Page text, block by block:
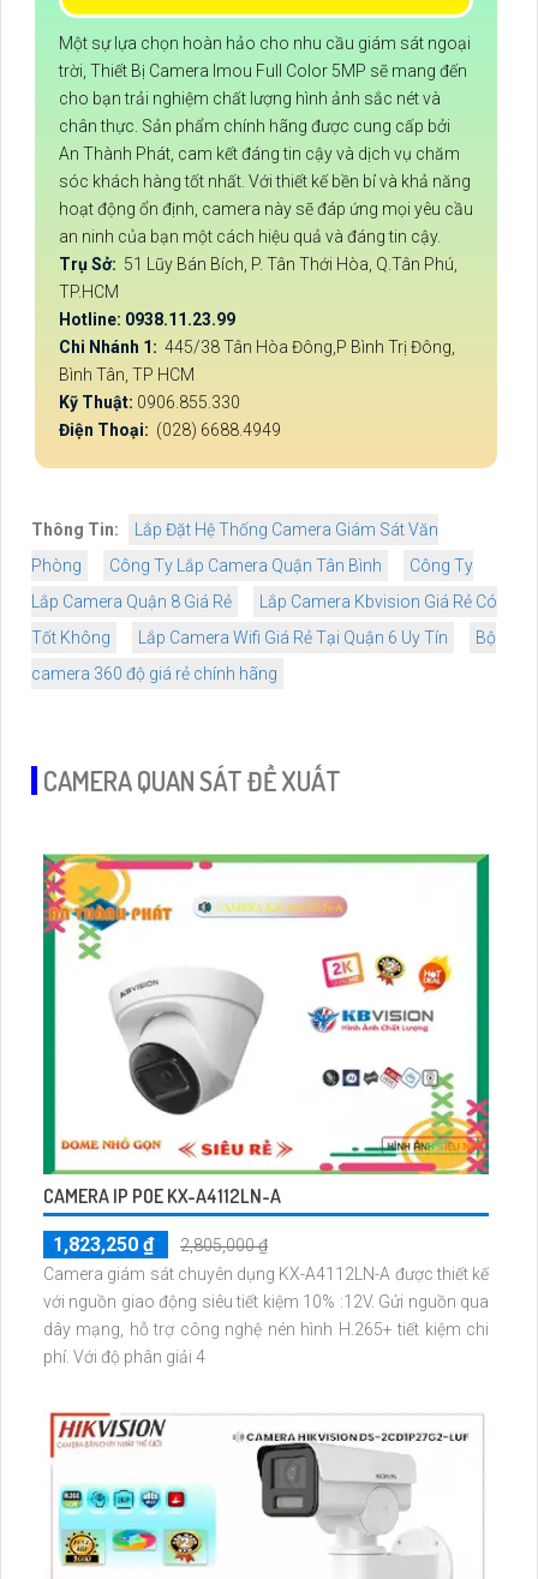
Một sự lựa chọn hoàn hảo cho nhu cầu giám sát ngoại
trời, Thiết Bị Camera Imou Full Color 5MP sẽ mang đến
cho bạn trải nghiệm chất lượng hình ảnh sắc nét và
chân thực. Sản phẩm chính hãng được cung cấp bởi
An Thành Phát, cam kết đáng tin cậy và dịch vụ chăm
sóc khách hàng tốt nhất. Với thiết kế bền bỉ và khả năng
hoạt động ổn định, camera này sẽ đáp ứng mọi yêu cầu
an ninh của bạn một cách hiệu quả và đáng tin cậy.
Trụ Sở: 51 Lũy Bán Bích, P. Tân Thới Hòa, Q.Tân Phú,
TP.HCM
Hotline: 0938.11.23.99
Chi Nhánh 1: 445/38 Tân Hòa Đông,P Bình Trị Đông,
Bình Tân, TP HCM
Kỹ Thuật: 0906.855.330
Điện Thoại: (028) 6688.4949
Thông Tin:
Lắp Đặt Hệ Thống Camera Giám Sát Văn
Phòng
Công Ty Lắp Camera Quận Tân Bình
Công Ty
Lắp Camera Quận 8 Giá Rẻ
Lắp Camera Kbvision Giá Rẻ Có
Tốt Không
Lắp Camera Wifi Giá Rẻ Tại Quận 6 Uy Tín
Bộ
camera 360 độ giá rẻ chính hãng
CAMERA QUAN SÁT ĐỀ XUẤT
CAMERA IP POE KX-A4112LN-A
1,823,250 ₫
2,805,000 ₫
Camera giám sát chuyên dụng KX-A4112LN-A được thiết kế
với nguồn giao động siêu tiết kiệm 10% :12V. Gửi nguồn qua
dây mạng, hỗ trợ công nghệ nén hình H.265+ tiết kiệm chi
phí. Với độ phân giải 4